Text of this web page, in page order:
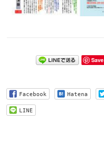
Save
Facebook Hatena
LINE